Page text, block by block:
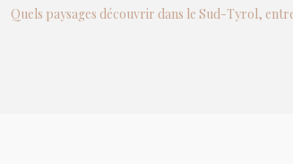
Quels paysages découvrir dans le Sud-Tyrol,